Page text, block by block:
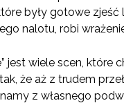
były gotowe zjeść
nalotu, robi
jest wiele scen, które
że aż z trudem
z własnego